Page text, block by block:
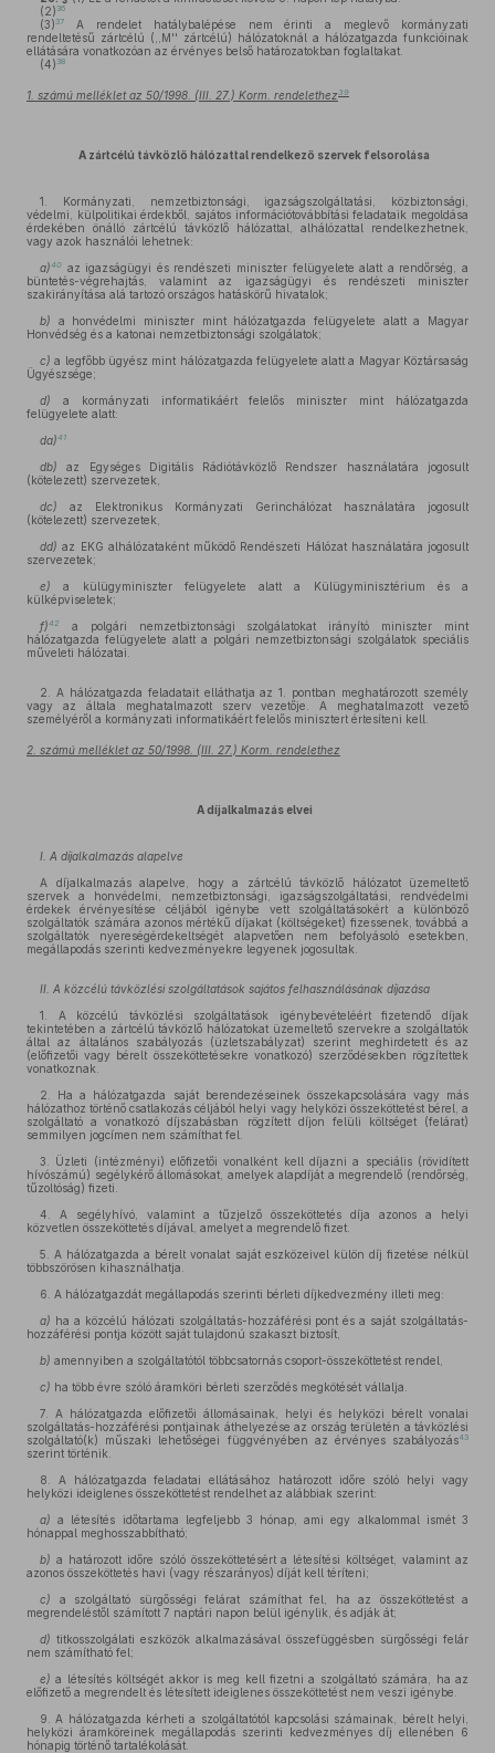
(2) 36
(3) 37
A rendelet hatálybalépése nem érinti a meglevő kormányzati
rendeltetésű zártcélú (,,M'' zártcélú) hálózatoknál a hálózatgazda funkcióinak
ellátására vonatkozóan az érvényes belső határozatokban foglaltakat.
(4) 38
1. számú melléklet az 50/1998. (III. 27.) Korm. rendelethez 39
A zártcélú távközlő hálózattal rendelkező szervek felsorolása
1. Kormányzati, nemzetbiztonsági, igazságszolgáltatási, közbiztonsági,
védelmi, külpolitikai érdekből, sajátos információtovábbítási feladataik megoldása
érdekében önálló zártcélú távközlő hálózattal, alhálózattal rendelkezhetnek,
vagy azok használói lehetnek:
a)40 az igazságügyi és rendészeti miniszter felügyelete alatt a rendőrség, a
büntetés-végrehajtás, valamint az igazságügyi és rendészeti miniszter
szakirányítása alá tartozó országos hatáskörű hivatalok;
b) a honvédelmi miniszter mint hálózatgazda felügyelete alatt a Magyar
Honvédség és a katonai nemzetbiztonsági szolgálatok;
c) a legfőbb ügyész mint hálózatgazda felügyelete alatt a Magyar Köztársaság
Ügyészsége;
d) a kormányzati informatikáért felelős miniszter mint hálózatgazda
felügyelete alatt:
da)41
db) az Egységes Digitális Rádiótávközlő Rendszer használatára jogosult
(kötelezett) szervezetek,
dc) az Elektronikus Kormányzati Gerinchálózat használatára jogosult
(kötelezett) szervezetek,
dd) az EKG alhálózataként működő Rendészeti Hálózat használatára jogosult
szervezetek;
e) a külügyminiszter felügyelete alatt a Külügyminisztérium és a
külképviseletek;
f)42
a polgári nemzetbiztonsági szolgálatokat irányító miniszter mint
hálózatgazda felügyelete alatt a polgári nemzetbiztonsági szolgálatok speciális
műveleti hálózatai.
2. A hálózatgazda feladatait elláthatja az 1. pontban meghatározott személy
vagy az általa meghatalmazott szerv vezetője. A meghatalmazott vezető
személyéről a kormányzati informatikáért felelős minisztert értesíteni kell.
2. számú melléklet az 50/1998. (III. 27.) Korm. rendelethez
A díjalkalmazás elvei
I. A díjalkalmazás alapelve
A díjalkalmazás alapelve, hogy a zártcélú távközlő hálózatot üzemeltető
szervek a honvédelmi, nemzetbiztonsági, igazságszolgáltatási, rendvédelmi
érdekek érvényesítése céljából igénybe vett szolgáltatásokért a különböző
szolgáltatók számára azonos mértékű díjakat (költségeket) fizessenek, továbbá a
szolgáltatók nyereségérdekeltségét alapvetően nem befolyásoló esetekben,
megállapodás szerinti kedvezményekre legyenek jogosultak.
II. A közcélú távközlési szolgáltatások sajátos felhasználásának díjazása
1. A közcélú távközlési szolgáltatások igénybevételéért fizetendő díjak
tekintetében a zártcélú távközlő hálózatokat üzemeltető szervekre a szolgáltatók
által az általános szabályozás (üzletszabályzat) szerint meghirdetett és az
(előfizetői vagy bérelt összeköttetésekre vonatkozó) szerződésekben rögzítettek
vonatkoznak.
2. Ha a hálózatgazda saját berendezéseinek összekapcsolására vagy más
hálózathoz történő csatlakozás céljából helyi vagy helyközi összeköttetést bérel, a
szolgáltató a vonatkozó díjszabásban rögzített díjon felüli költséget (felárat)
semmilyen jogcímen nem számíthat fel.
3. Üzleti (intézményi) előfizetői vonalként kell díjazni a speciális (rövidített
hívószámú) segélykérő állomásokat, amelyek alapdíját a megrendelő (rendőrség,
tűzoltóság) fizeti.
4. A segélyhívó, valamint a tűzjelző összeköttetés díja azonos a helyi
közvetlen összeköttetés díjával, amelyet a megrendelő fizet.
5. A hálózatgazda a bérelt vonalat saját eszközeivel külön díj fizetése nélkül
többszörösen kihasználhatja.
6. A hálózatgazdát megállapodás szerinti bérleti díjkedvezmény illeti meg:
a) ha a közcélú hálózati szolgáltatás-hozzáférési pont és a saját szolgáltatás-
hozzáférési pontja között saját tulajdonú szakaszt biztosít,
b) amennyiben a szolgáltatótól többcsatornás csoport-összeköttetést rendel,
c) ha több évre szóló áramköri bérleti szerződés megkötését vállalja.
7. A hálózatgazda előfizetői állomásainak, helyi és helyközi bérelt vonalai
szolgáltatás-hozzáférési pontjainak áthelyezése az ország területén a távközlési
szolgáltató(k) műszaki lehetőségei függvényében az érvényes szabályozás43
szerint történik.
8. A hálózatgazda feladatai ellátásához határozott időre szóló helyi vagy
helyközi ideiglenes összeköttetést rendelhet az alábbiak szerint:
a) a létesítés időtartama legfeljebb 3 hónap, ami egy alkalommal ismét 3
hónappal meghosszabbítható;
b) a határozott időre szóló összeköttetésért a létesítési költséget, valamint az
azonos összeköttetés havi (vagy részarányos) díját kell téríteni;
c) a szolgáltató sürgősségi felárat számíthat fel, ha az összeköttetést a
megrendeléstől számított 7 naptári napon belül igénylik, és adják át;
d) titkosszolgálati eszközök alkalmazásával összefüggésben sürgősségi felár
nem számítható fel;
e) a létesítés költségét akkor is meg kell fizetni a szolgáltató számára, ha az
előfizető a megrendelt és létesített ideiglenes összeköttetést nem veszi igénybe.
9. A hálózatgazda kérheti a szolgáltatótól kapcsolási számainak, bérelt helyi,
helyközi áramköreinek megállapodás szerinti kedvezményes díj ellenében 6
hónapig történő tartalékolását.